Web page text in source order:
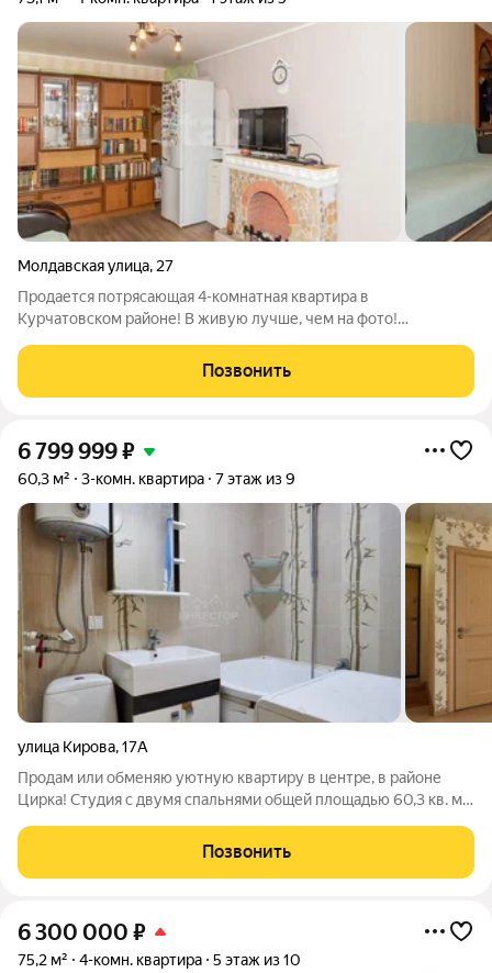
Молдавская улица, 27
Продается потрясающая 4-комнатная квартира в
Курчатовском районе! В живую лучше, чем на фото!
зеленом дворе, где каждая деталь создана для вашего счастья!
Позвонить
6 799 999₽
60,3 м² 3-комн. квартира 7 этаж из 9
улица Кирова,17А
Продам или обменяю уютную квартиру в центре, в районе
Цирка! Студия с двумя спальнями общей площадью 60,3 кв. м.
проживанию, так же остается техника и мебель. Прекрасное
расположение: рядом
Позвонить
6 300 000 ₽
75,2 м² 4-комн. квартира 5 этаж из 10